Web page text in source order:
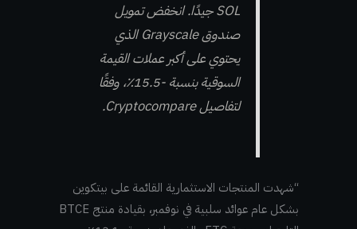
SOL جيدًا. انخفض تمويل
صندوق Grayscale الذي
يحتوي على أكبر عملات القيمة
السوقية بنسبة -15.5٪، وفقًا
لتفاصيل Cryptocompare.
“شهدت المنتجات الاستثمارية القائمة على بيتكوين
بشكل عام عوائد سلبية في نوفمبر، بقيادة منتج BTCE